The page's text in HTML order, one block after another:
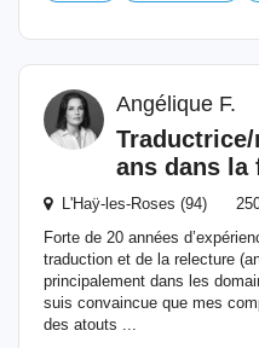
Angélique F.
ans dans la
L'Haÿ-les-Roses (94)
Forte de 20 années
traduction et de la relecture
principalement dans les
suis convaincue que mes
des atouts ...